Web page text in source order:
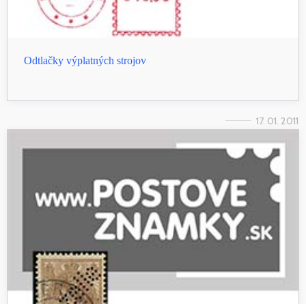
Odtlačky výplatných strojov
17. 01. 2011